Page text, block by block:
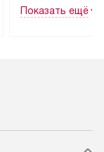
эксплуатации
Показать ещё